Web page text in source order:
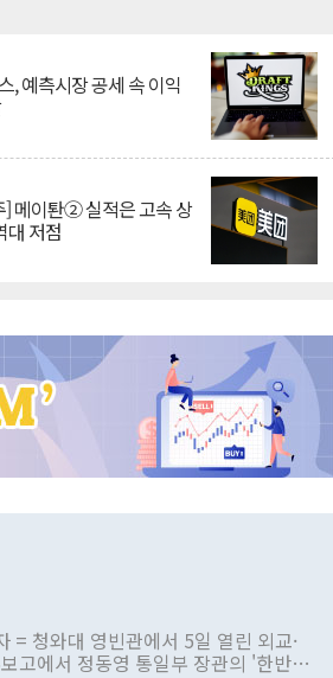
, 예측시장 공세 속 이익
] 메이퇀② 실적은 고속 상
대 저점
= 청와대 영빈관에서 5일 열린 외교·
고에서 정동영 통일부 장관의 '한반도